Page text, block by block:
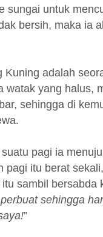
sungai untuk
bersih, maka ia
adalah
watak yang halus,
sehingga di
pagi ia
pagi itu berat
sambil bersabda
sehingga
”